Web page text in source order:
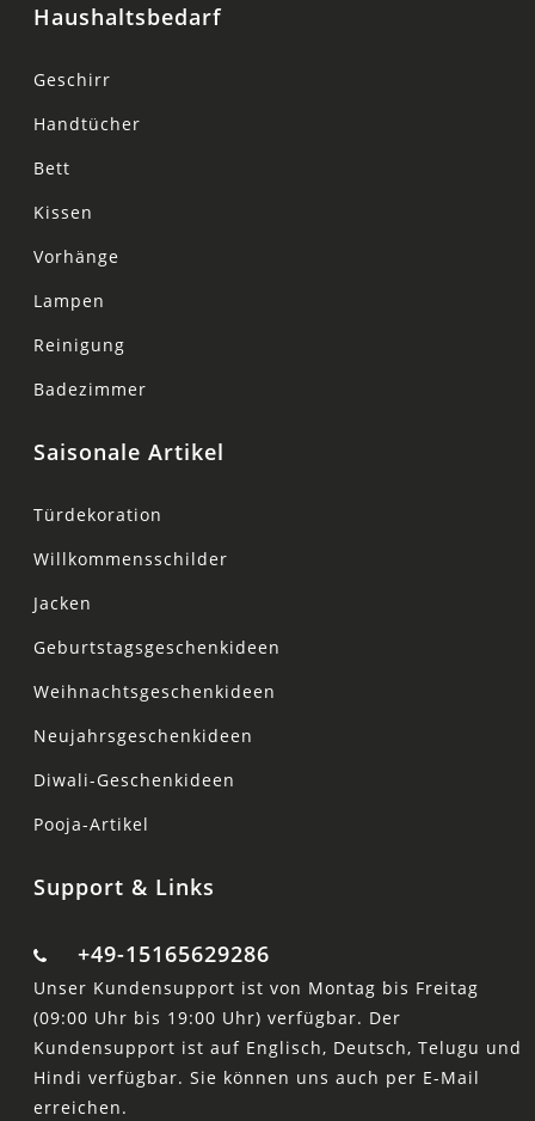
Haushaltsbedarf
Geschirr
Handtücher
Bett
Kissen
Vorhänge
Lampen
Reinigung
Badezimmer
Saisonale Artikel
Türdekoration
Willkommensschilder
Jacken
Geburtstagsgeschenkideen
Weihnachtsgeschenkideen
Neujahrsgeschenkideen
Diwali-Geschenkideen
Pooja-Artikel
Support & Links
+49-15165629286
Unser Kundensupport ist von Montag bis Freitag
(09:00 Uhr bis 19:00 Uhr) verfügbar. Der
Kundensupport ist auf Englisch, Deutsch, Telugu und
Hindi verfügbar. Sie können uns auch per E-Mail
erreichen.